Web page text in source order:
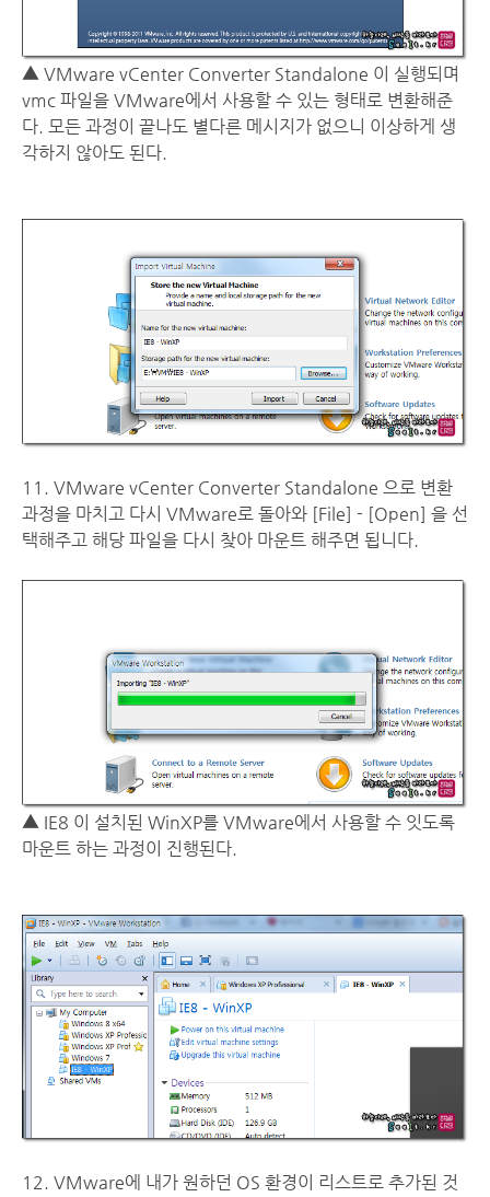
▲ VMware vCenter Converter Standalone 이 실행되며
vmc 파일을 VMware에서 사용할 수 있는 형태로 변환해준
다. 모든 과정이 끝나도 별다른 메시지가 없으니 이상하게 생
각하지 않아도 된다.
11. VMware vCenter Converter Standalone 으로 변환
과정을 마치고 다시 VMware로 돌아와 [File] - [Open] 을 선
택해주고 해당 파일을 다시 찾아 마운트 해주면 됩니다.
▲ IE8 이 설치된 WinXP를 VMware에서 사용할 수 잇도록
마운트 하는 과정이 진행된다.
12. VMware에 내가 원하던 OS 환경이 리스트로 추가된 것